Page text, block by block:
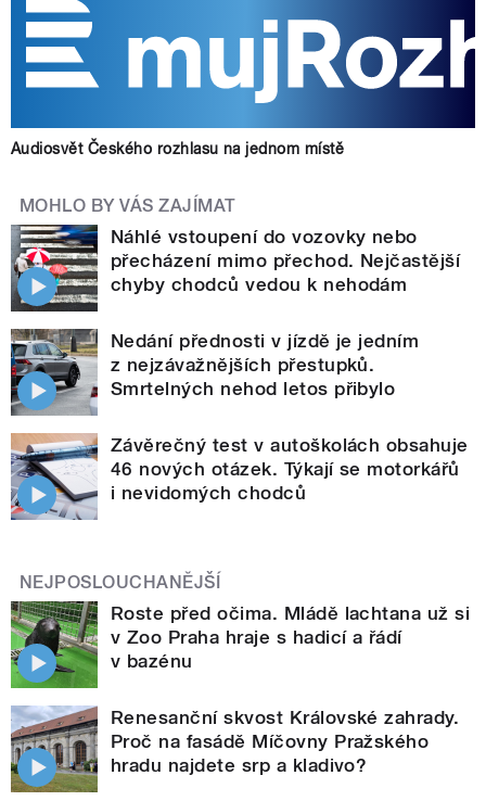
Audiosvět Českého rozhlasu na jednom místě
MOHLO BY VÁS ZAJÍMAT
Náhlé vstoupení do vozovky nebo
přecházení mimo přechod. Nejčastější
chyby chodců vedou k nehodám
Nedání přednosti v jízdě je jedním
z nejzávažnějších přestupků.
Smrtelných nehod letos přibylo
Závěrečný test v autoškolách obsahuje
46 nových otázek. Týkají se motorkářů
i nevidomých chodců
NEJPOSLOUCHANĚJŠÍ
Roste před očima. Mládě lachtana už si
v Zoo Praha hraje s hadicí a řádí
v bazénu
Renesanční skvost Královské zahrady.
Proč na fasádě Míčovny Pražského
hradu najdete srp a kladivo?